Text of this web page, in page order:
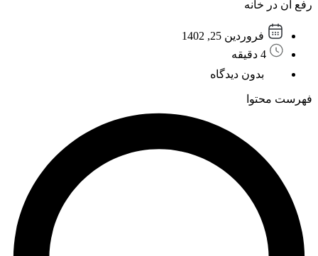
رفع آن در خانه
فروردین 25, 1402
4 دقیقه
بدون دیدگاه
فهرست محتوا